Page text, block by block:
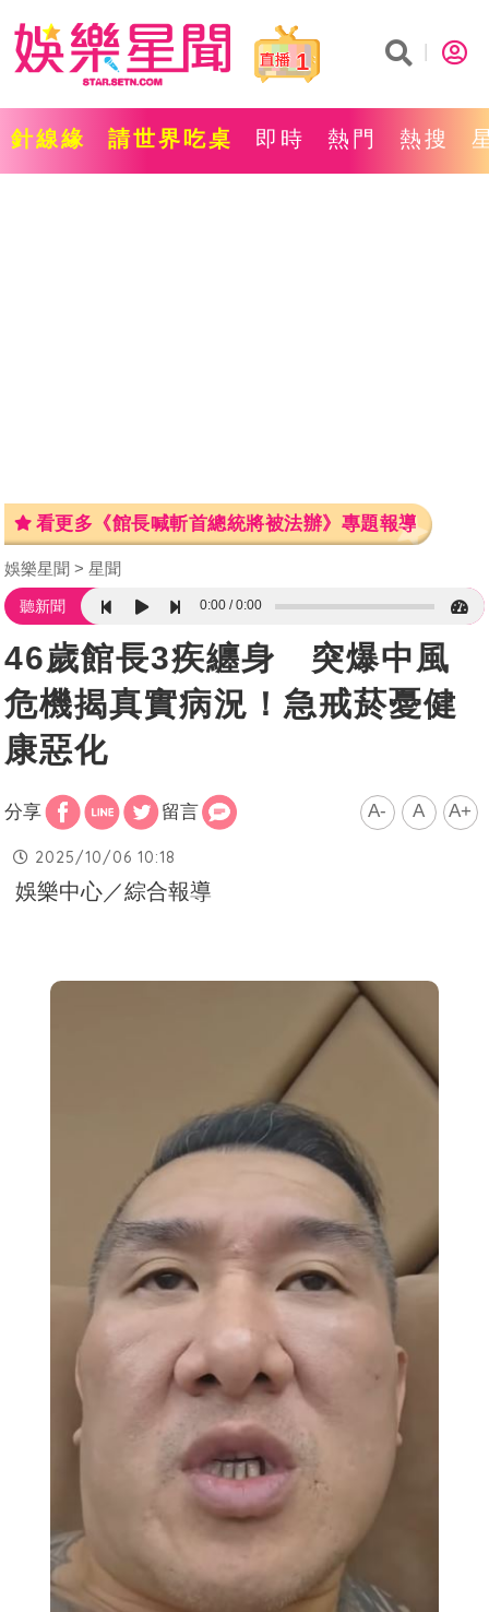
1
針線緣 請世界吃桌 即時 熱門 熱搜
看更多《館長喊斬首總統將被法辦》專題報導
娛樂星聞 星聞
聽新聞 0:00 0:00
46歲館長3疾纏身 突爆中風
危機揭真實病況！急戒菸憂健
康惡化
分享 留言 A- A A+
2025/10/06 10:18
娛樂中心／綜合報導